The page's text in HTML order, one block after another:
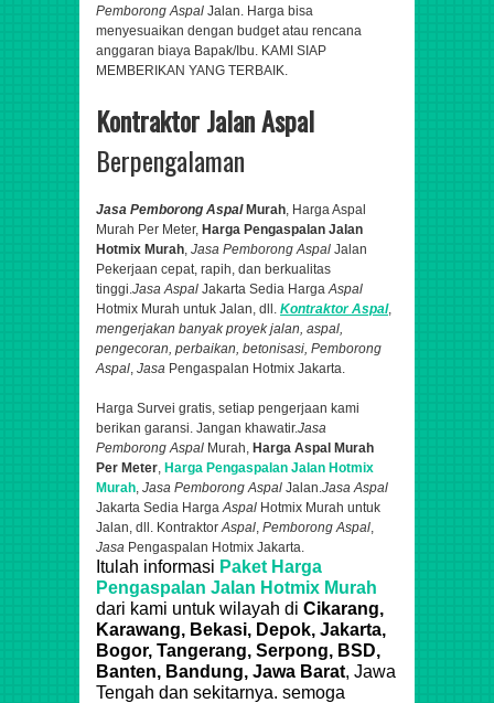
Pemborong Aspal Jalan. Harga bisa
menyesuaikan dengan budget atau rencana
anggaran biaya Bapak/Ibu. KAMI SIAP
MEMBERIKAN YANG TERBAIK.
Kontraktor Jalan Aspal
Berpengalaman
Jasa Pemborong AspalMurah, Harga Aspal
Murah Per Meter, Harga Pengaspalan Jalan
Hotmix Murah, Jasa Pemborong Aspal Jalan
Pekerjaan cepat, rapih, dan berkualitas
tinggi.Jasa Aspal Jakarta Sedia HargaAspal
Hotmix Murah untuk Jalan, dll. KontraktorAspal,
mengerjakan banyak proyek jalan, aspal,
pengecoran, perbaikan, betonisasi, Pemborong
Aspal, Jasa Pengaspalan Hotmix Jakarta.
Harga Survei gratis, setiap pengerjaan kami
berikan garansi. Jangan khawatir.Jasa
Pemborong Aspal Murah, Harga Aspal Murah
Per Meter, Harga Pengaspalan Jalan Hotmix
Murah, Jasa Pemborong Aspal Jalan.Jasa Aspal
Jakarta Sedia HargaAspal Hotmix Murah untuk
Jalan, dll. KontraktorAspal, Pemborong Aspal,
Jasa Pengaspalan Hotmix Jakarta.
Itulah informasi Paket Harga
Pengaspalan Jalan Hotmix Murah
dari kami untuk wilayah di Cikarang,
Karawang, Bekasi, Depok, Jakarta,
Bogor, Tangerang, Serpong, BSD,
Banten, Bandung, Jawa Barat, Jawa
Tengah dan sekitarnya. semoga